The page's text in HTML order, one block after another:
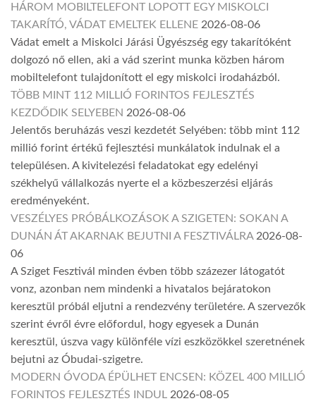
HÁROM MOBILTELEFONT LOPOTT EGY MISKOLCI
TAKARÍTÓ, VÁDAT EMELTEK ELLENE 2026-08-06
Vádat emelt a Miskolci Járási Ügyészség egy takarítóként
dolgozó nő ellen, aki a vád szerint munka közben három
mobiltelefont tulajdonított el egy miskolci irodaházból.
TÖBB MINT 112 MILLIÓ FORINTOS FEJLESZTÉS
KEZDŐDIK SELYEBEN 2026-08-06
Jelentős beruházás veszi kezdetét Selyében: több mint 112
millió forint értékű fejlesztési munkálatok indulnak el a
településen. A kivitelezési feladatokat egy edelényi
székhelyű vállalkozás nyerte el a közbeszerzési eljárás
eredményeként.
VESZÉLYES PRÓBÁLKOZÁSOK A SZIGETEN: SOKAN A
DUNÁN ÁT AKARNAK BEJUTNI A FESZTIVÁLRA 2026-08-
06
A Sziget Fesztivál minden évben több százezer látogatót
vonz, azonban nem mindenki a hivatalos bejáratokon
keresztül próbál eljutni a rendezvény területére. A szervezők
szerint évről évre előfordul, hogy egyesek a Dunán
keresztül, úszva vagy különféle vízi eszközökkel szeretnének
bejutni az Óbudai-szigetre.
MODERN ÓVODA ÉPÜLHET ENCSEN: KÖZEL 400 MILLIÓ
FORINTOS FEJLESZTÉS INDUL 2026-08-05